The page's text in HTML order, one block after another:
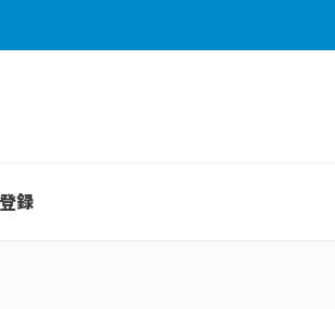
録